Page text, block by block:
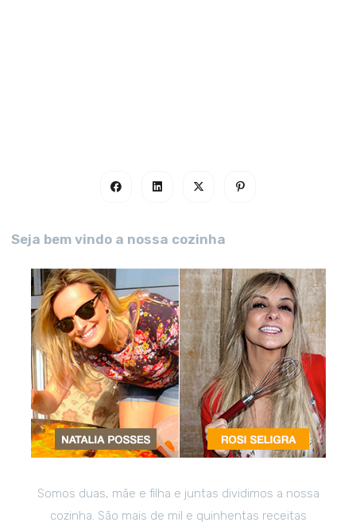
Seja bem vindo a nossa cozinha
Somos duas, mãe e filha e juntas dividimos a nossa
cozinha. São mais de mil e quinhentas receitas